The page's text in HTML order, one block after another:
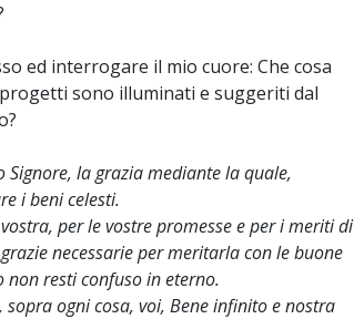
ed interrogare il mio cuore: Che cosa
sono illuminati e suggeriti dal
la grazia mediante la quale,
i beni celesti.
per le vostre promesse e per i meriti di
necessarie per meritarla con le buone
non resti confuso in eterno.
ogni cosa, voi, Bene infinito e nostra